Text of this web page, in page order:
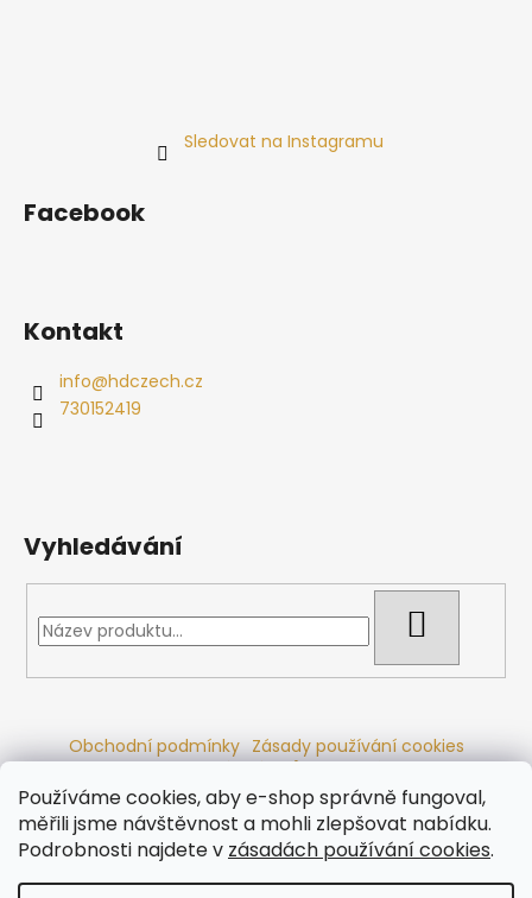
Používáme cookies, aby e-shop správně fungoval,
měřili jsme návštěvnost a mohli zlepšovat nabídku.
Podrobnosti najdete v zásadách používání cookies.
Sledovat na Instagramu
Facebook
Kontakt
info@hdczech.cz
730152419
Vyhledávání
Obchodní podmínky Zásady používání cookies
Ochrana osobních údajů Dřevěné sauny
Odstoupení od smlouvy Reklamační řád Kontakty
Koupací sudy
Radiátory